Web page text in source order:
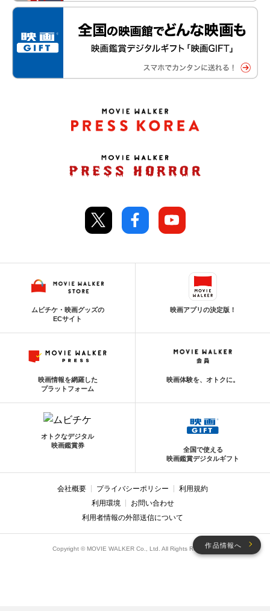
作品情報へ
ムビチケ・映画グッズの
ECサイト
映画アプリの決定版！
映画情報を網羅した
プラットフォーム
映画体験を、オトクに。
オトクなデジタル
映画鑑賞券
全国で使える
映画鑑賞デジタルギフト
会社概要 プライバシーポリシー
利用規約
利用環境
お問い合わせ
利用者情報の外部送信について
Copyright © MOVIE WALKER Co., Ltd. All Rights Reserved.